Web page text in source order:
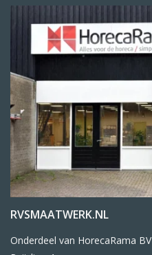
RVSMAATWERK.NL
Onderdeel van HorecaRama BV